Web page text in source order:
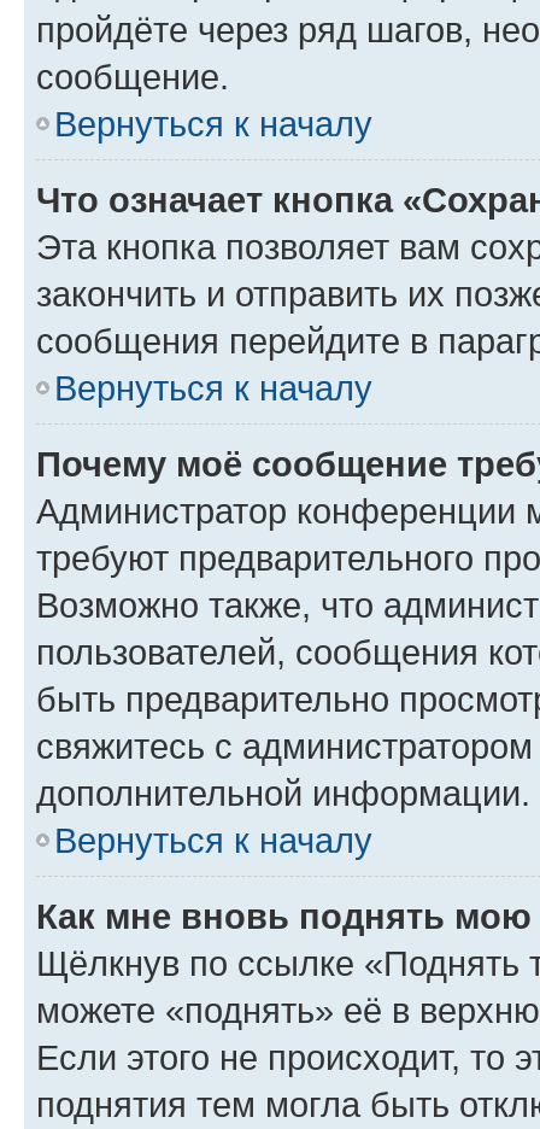
пройдёте через ряд шагов,
сообщение.
Вернуться к началу
Что означает кнопка
Эта кнопка позволяет вам
закончить и отправить их
сообщения перейдите в
Вернуться к началу
Почему моё сообщение
Администратор конференции
требуют предварительного
Возможно также, что
пользователей, сообщения
быть предварительно
свяжитесь с
дополнительной информации.
Вернуться к началу
Как мне вновь поднять мою
Щёлкнув по ссылке «Поднять
можете «поднять» её в
Если этого не происходит, то
поднятия тем могла быть